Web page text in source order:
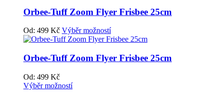
Orbee-Tuff Zoom Flyer Frisbee 25cm
Od: 499 Kč Výběr možností
Orbee-Tuff Zoom Flyer Frisbee 25cm
Od: 499 Kč
Výběr možností